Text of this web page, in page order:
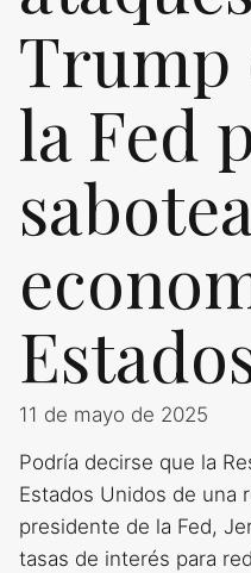
Trump
la Fed
11 de mayo de 2025
Podría decirse que la
Estados Unidos de una
presidente de la Fed,
tasas de interés para